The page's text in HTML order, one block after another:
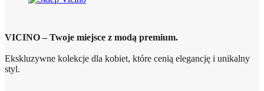
VICINO – Twoje miejsce z modą premium.
Ekskluzywne kolekcje dla kobiet, które cenią elegancję i unikalny
styl.